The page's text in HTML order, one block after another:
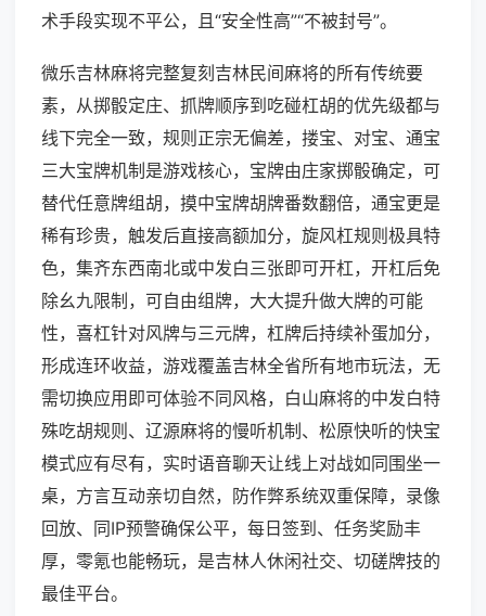
术手段实现不平公，且“安全性高”“不被封号”。
微乐吉林麻将完整复刻吉林民间麻将的所有传统要
素，从掷骰定庄、抓牌顺序到吃碰杠胡的优先级都与
线下完全一致，规则正宗无偏差，搂宝、对宝、通宝
三大宝牌机制是游戏核心，宝牌由庄家掷骰确定，可
替代任意牌组胡，摸中宝牌胡牌番数翻倍，通宝更是
稀有珍贵，触发后直接高额加分，旋风杠规则极具特
色，集齐东西南北或中发白三张即可开杠，开杠后免
除幺九限制，可自由组牌，大大提升做大牌的可能
性，喜杠针对风牌与三元牌，杠牌后持续补蛋加分，
形成连环收益，游戏覆盖吉林全省所有地市玩法，无
需切换应用即可体验不同风格，白山麻将的中发白特
殊吃胡规则、辽源麻将的慢听机制、松原快听的快宝
模式应有尽有，实时语音聊天让线上对战如同围坐一
桌，方言互动亲切自然，防作弊系统双重保障，录像
回放、同IP预警确保公平，每日签到、任务奖励丰
厚，零氪也能畅玩，是吉林人休闲社交、切磋牌技的
最佳平台。